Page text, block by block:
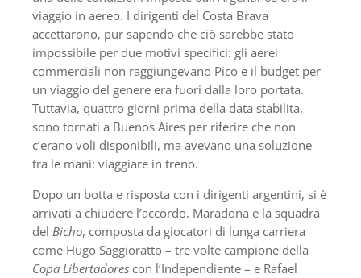
viaggio in aereo. I dirigenti del Costa Brava
accettarono, pur sapendo che ciò sarebbe stato
impossibile per due motivi specifici: gli aerei
commerciali non raggiungevano Pico e il budget per
un viaggio del genere era fuori dalla loro portata.
Tuttavia, quattro giorni prima della data stabilita,
sono tornati a Buenos Aires per riferire che non
c’erano voli disponibili, ma avevano una soluzione
tra le mani: viaggiare in treno.
Dopo un botta e risposta con i dirigenti argentini, si è
arrivati ​​a chiudere l’accordo. Maradona e la squadra
del Bicho, composta da giocatori di lunga carriera
come Hugo Saggioratto – tre volte campione della
Copa Libertadores con l’Independiente – e Rafael